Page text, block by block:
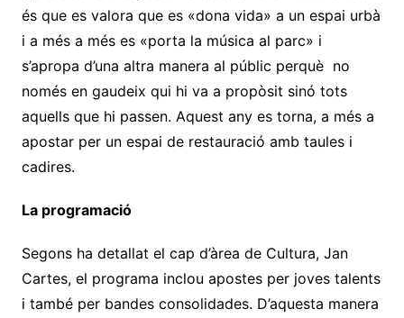
és que es valora que es «dona vida» a un espai urbà
i a més a més es «porta la música al parc» i
s’apropa d’una altra manera al públic perquè no
només en gaudeix qui hi va a propòsit sinó tots
aquells que hi passen. Aquest any es torna, a més a
apostar per un espai de restauració amb taules i
cadires.
La programació
Segons ha detallat el cap d’àrea de Cultura, Jan
Cartes, el programa inclou apostes per joves talents
i també per bandes consolidades. D’aquesta manera